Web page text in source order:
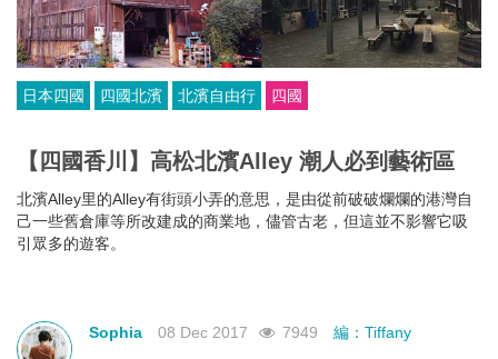
日本四國 四國北濱 北濱自由行 四國
【四國香川】高松北濱Alley 潮人必到藝術區
北濱Alley里的Alley有街頭小弄的意思，是由從前破破爛爛的港灣自
己一些舊倉庫等所改建成的商業地，儘管古老，但這並不影響它吸
引眾多的遊客。
Sophia 08 Dec 2017 7949 編：Tiffany